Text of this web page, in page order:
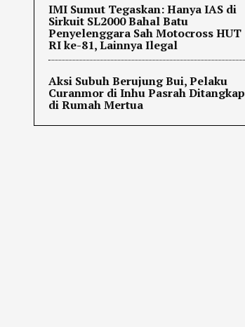
IMI Sumut Tegaskan: Hanya IAS di
Sirkuit SL2000 Bahal Batu
Penyelenggara Sah Motocross HUT
RI ke-81, Lainnya Ilegal
Aksi Subuh Berujung Bui, Pelaku
Curanmor di Inhu Pasrah Ditangkap
di Rumah Mertua